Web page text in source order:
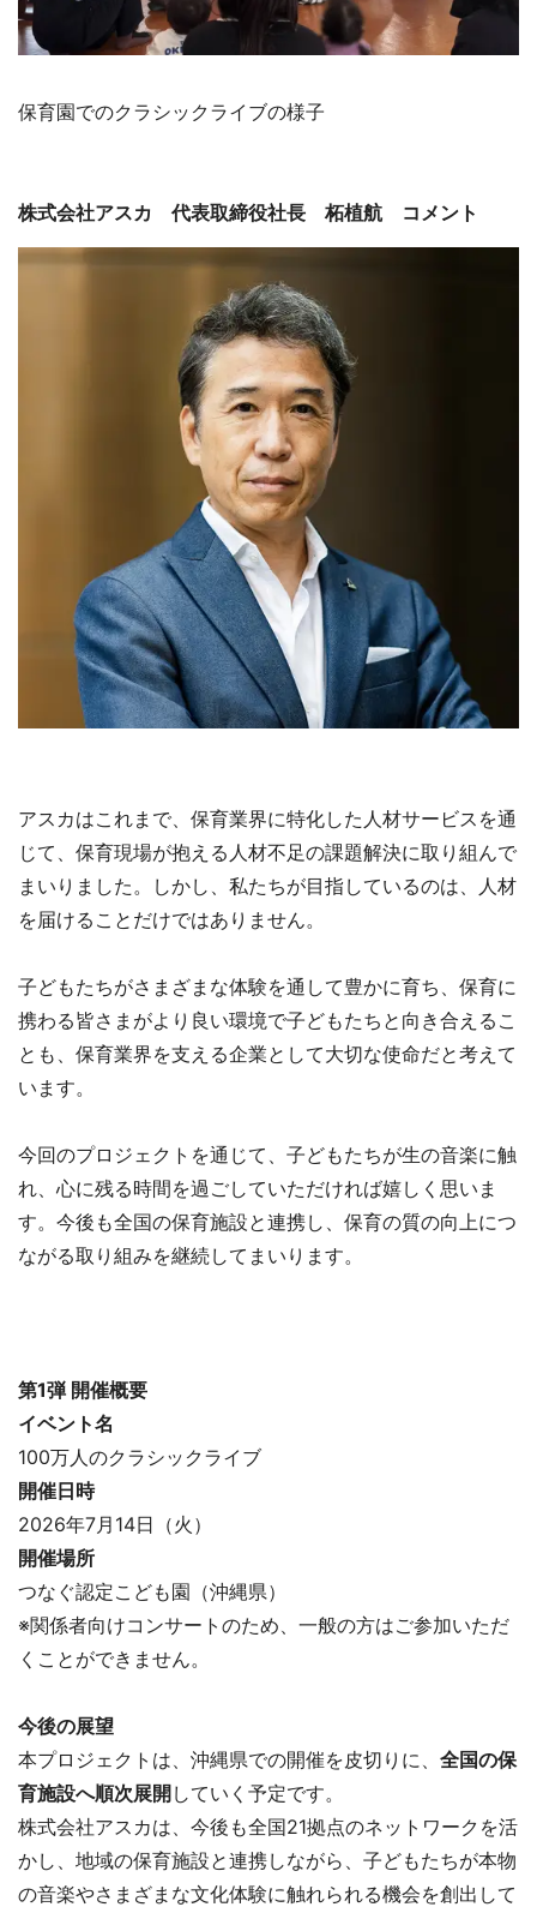
保育園でのクラシックライブの様子
株式会社アスカ 代表取締役社長 柘植航 コメント
アスカはこれまで、保育業界に特化した人材サービスを通
じて、保育現場が抱える人材不足の課題解決に取り組んで
まいりました。しかし、私たちが目指しているのは、人材
を届けることだけではありません。
子どもたちがさまざまな体験を通して豊かに育ち、保育に
携わる皆さまがより良い環境で子どもたちと向き合えるこ
とも、保育業界を支える企業として大切な使命だと考えて
います。
今回のプロジェクトを通じて、子どもたちが生の音楽に触
れ、心に残る時間を過ごしていただければ嬉しく思いま
す。今後も全国の保育施設と連携し、保育の質の向上につ
ながる取り組みを継続してまいります。
第1弾 開催概要
イベント名
100万人のクラシックライブ
開催日時
2026年7月14日（火）
開催場所
つなぐ認定こども園（沖縄県）
※関係者向けコンサートのため、一般の方はご参加いただ
くことができません。
今後の展望
本プロジェクトは、沖縄県での開催を皮切りに、 全国の保
育施設へ順次展開 していく予定です。
株式会社アスカは、今後も全国21拠点のネットワークを活
かし、地域の保育施設と連携しながら、子どもたちが本物
の音楽やさまざまな文化体験に触れられる機会を創出して